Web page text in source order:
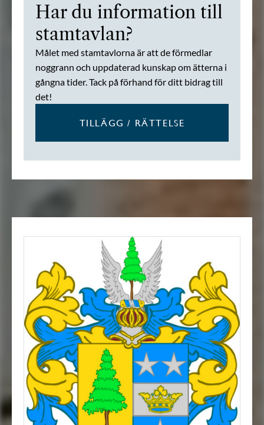
Har du information till
stamtavlan?
Målet med stamtavlorna är att de förmedlar
noggrann och uppdaterad kunskap om ätterna i
gångna tider. Tack på förhand för ditt bidrag till
det!
TILLÄGG / RÄTTELSE